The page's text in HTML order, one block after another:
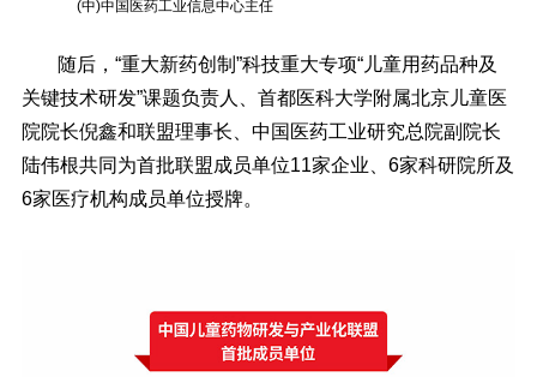
(中)中国医药工业信息中心主任
随后，“重大新药创制”科技重大专项“儿童用药品种及
关键技术研发”课题负责人、首都医科大学附属北京儿童医
院院长倪鑫和联盟理事长、中国医药工业研究总院副院长
陆伟根共同为首批联盟成员单位11家企业、6家科研院所及
6家医疗机构成员单位授牌。